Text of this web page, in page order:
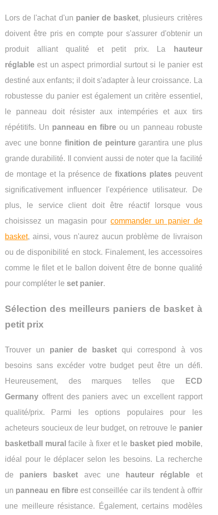
Lors de l'achat d'un panier de basket, plusieurs critères
doivent être pris en compte pour s'assurer d'obtenir un
produit alliant qualité et petit prix. La
hauteur
réglable est un aspect primordial surtout si le panier est
destiné aux enfants; il doit s'adapter à leur croissance. La
robustesse du panier est également un critère essentiel,
le panneau doit résister aux intempéries et aux tirs
répétitifs. Un panneau en fibre ou un panneau robuste
avec une bonnefinition de peinturegarantira une plus
grande durabilité. Il convient aussi de noter que la facilité
de montage et la présence de fixations plates peuvent
significativement influencer l'expérience utilisateur. De
plus, le service client doit être réactif lorsque vous
choisissez un magasin pourcommander un panier de
basket, ainsi, vous n'aurez aucun problème de livraison
ou de disponibilité en stock. Finalement, les accessoires
comme le filet et le ballon doivent être de bonne qualité
pour compléter le set panier.
Sélection des meilleurs paniers de basket à
petit prix
Trouver un panier de basketqui correspond à vos
besoins sans excéder votre budget peut être un défi.
Heureusement, des marques telles que
ECD
Germany offrent des paniers avec un excellent rapport
qualité/prix. Parmi les options populaires pour les
acheteurs soucieux de leur budget, on retrouve le panier
basketball mural facile à fixer et le basket pied mobile,
idéal pour le déplacer selon les besoins. La recherche
de paniers basket avec une hauteur réglable et
un panneau en fibreest conseillée car ils tendent à offrir
une meilleure résistance. Également, certains modèles